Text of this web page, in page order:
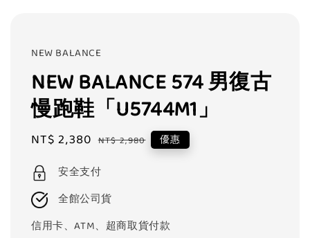
NEW BALANCE
NEW BALANCE 574 男復古
慢跑鞋「U5744M1」
Sale
NT$ 2,380 Regular
NT$ 2,980 優惠
安全支付
全館公司貨
信用卡、ATM、超商取貨付款